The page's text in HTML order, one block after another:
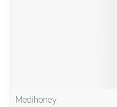
Medihoney